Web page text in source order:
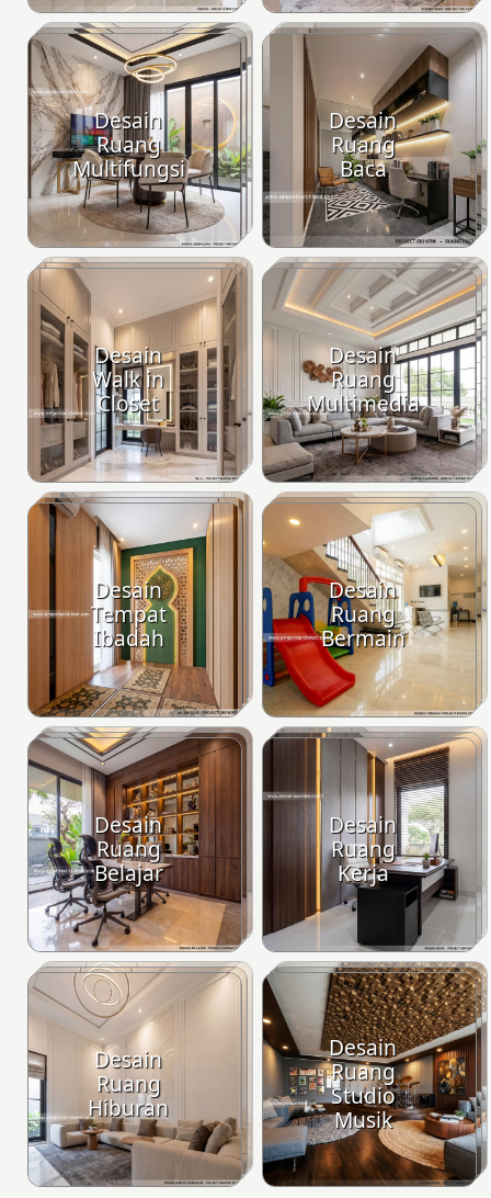
Desain
Ruang
Multifungsi
Desain
Ruang
Baca
Desain
Walk in
Closet
Desain
Ruang
Multimedia
Desain
Tempat
Ibadah
Desain
Ruang
Bermain
Desain
Ruang
Belajar
Desain
Ruang
Kerja
Desain
Ruang
Hiburan
Desain
Ruang
Studio
Musik